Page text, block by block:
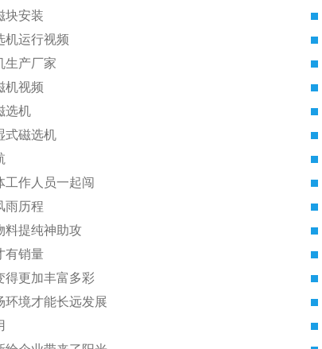
块安装
机运行视频
生产厂家
机视频
选机
式磁选机
工作人员一起闯
雨历程
料提纯神助攻
有销量
得更加丰富多彩
环境才能长远发展